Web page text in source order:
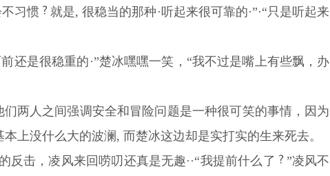
习惯
就是, 很稳当的那种·听起来很可靠的·”·“只是听起来
前还是很稳重的·”楚冰嘿嘿一笑，“我不过是嘴上有些飘，办
两人之间强调安全和冒险问题是一种很可笑的事情，因为
上没什么大的波澜, 而楚冰这边却是实打实的生来死去。
反击，凌风来回唠叨还真是无趣··“我提前什么了
”凌风不